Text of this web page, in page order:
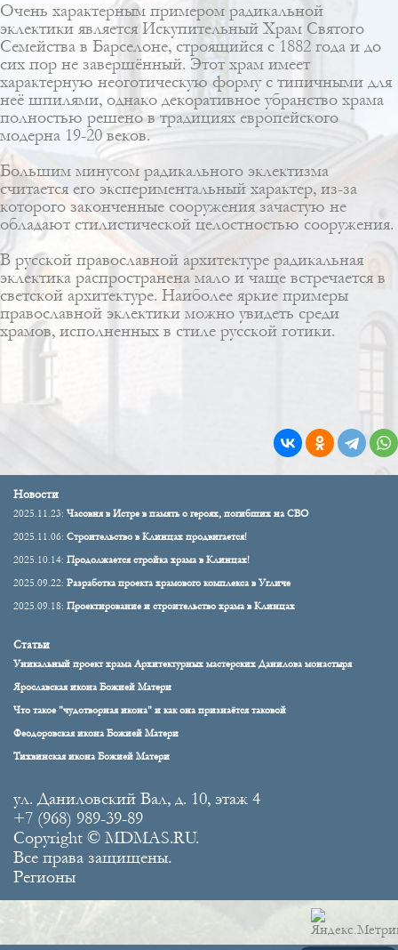
Очень характерным примером радикальной
эклектики является Искупительный Храм Святого
Семейства в Барселоне, строящийся с 1882 года и до
сих пор не завершённый. Этот храм имеет
характерную неоготическую форму с типичными для
неё шпилями, однако декоративное убранство храма
полностью решено в традициях европейского
модерна 19-20 веков.
Большим минусом радикального эклектизма
считается его экспериментальный характер, из-за
которого законченные сооружения зачастую не
обладают стилистической целостностью сооружения.
В русской православной архитектуре радикальная
эклектика распространена мало и чаще встречается в
светской архитектуре. Наиболее яркие примеры
православной эклектики можно увидеть среди
храмов, исполненных в стиле русской готики.
Новости
2025.11.23: Часовня в Истре в память о героях, погибших на СВО
2025.11.06: Строительство в Клинцах продвигается!
2025.10.14: Продолжается стройка храма в Клинцах!
2025.09.22: Разработка проекта храмового комплекса в Угличе
2025.09.18: Проектирование и строительство храма в Клинцах
Статьи
Уникальный проект храма Архитектурных мастерских Данилова монастыря
Ярославская икона Божией Матери
Что такое "чудотворная икона" и как она признаётся таковой
Феодоровская икона Божией Матери
Тихвинская икона Божией Матери
ул. Даниловский Вал, д. 10, этаж 4
+7 (968) 989-39-89
Copyright © MDMAS.RU.
Все права защищены.
Регионы